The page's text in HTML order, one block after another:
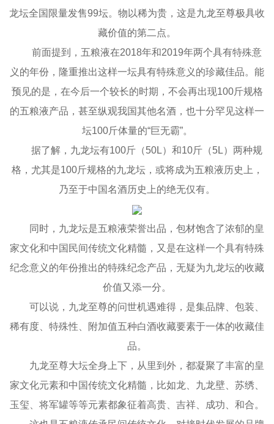
龙坛全国限量发售99坛。物以稀为贵，这是九龙至尊极具收
藏价值的第二点。
前面提到，五粮液在2018年和2019年两个具有特殊意
义的年份，隆重推出这样一坛具有特殊意义的珍藏佳品。能
预见的是，在今后一个较长的时期，不会再出现100斤规格
的五粮液产品，甚至纵观我国其他名酒，也十分罕见这样一
坛100斤体量的“巨无霸”。
据了解，九龙坛有100斤（50L）和10斤（5L）两种规
格，尤其是100斤规格的九龙坛，或将成为五粮液历史上，
乃至于中国名酒历史上的绝无仅有。
同时，九龙坛是五粮液荣誉出品，包材饱含了浓郁的皇
家文化和中国民间传统文化精髓，又是在这样一个具有特殊
纪念意义的年份推出的特殊纪念产品，无疑为九龙坛的收藏
价值又添一分。
可以说，九龙至尊的问世机遇难得，是集品牌、包装、
稀有度、特殊性、附加值五种白酒收藏要素于一体的收藏佳
品。
九龙至尊大坛全身上下，从里到外，都凝聚了丰富的皇
家文化元素和中国传统文化精髓，比如龙、九龙壁、苏绣、
玉玺、将军罐等等元素都象征着高贵、吉祥、成功、和合。